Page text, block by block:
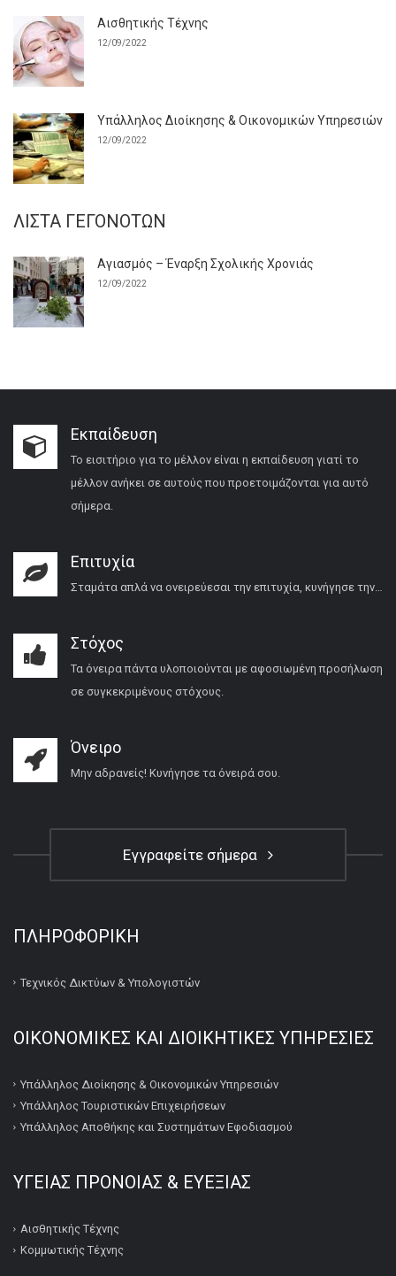
Αισθητικής Τέχνης
12/09/2022
Υπάλληλος Διοίκησης & Οικονομικών Υπηρεσιών
12/09/2022
ΛΊΣΤΑ ΓΕΓΟΝΌΤΩΝ
Αγιασμός – Έναρξη Σχολικής Χρονιάς
12/09/2022
Εκπαίδευση
Το εισιτήριο για το μέλλον είναι η εκπαίδευση γιατί το
μέλλον ανήκει σε αυτούς που προετοιμάζονται για αυτό
σήμερα.
Επιτυχία
Σταμάτα απλά να ονειρεύεσαι την επιτυχία, κυνήγησε την…
Στόχος
Τα όνειρα πάντα υλοποιούνται με αφοσιωμένη προσήλωση
σε συγκεκριμένους στόχους.
Όνειρο
Μην αδρανείς! Κυνήγησε τα όνειρά σου.
Εγγραφείτε σήμερα
ΠΛΗΡΟΦΟΡΙΚΉ
Τεχνικός Δικτύων & Υπολογιστών
ΟΙΚΟΝΟΜΙΚΕΣ ΚΑΙ ΔΙΟΙΚΗΤΙΚΕΣ ΥΠΗΡΕΣΙΕΣ
Υπάλληλος Διοίκησης & Οικονομικών Υπηρεσιών
Υπάλληλος Τουριστικών Επιχειρήσεων
Υπάλληλος Αποθήκης και Συστημάτων Εφοδιασμού
ΥΓΕΙΑΣ ΠΡΟΝΟΙΑΣ & ΕΥΕΞΙΑΣ
Αισθητικής Τέχνης
Κομμωτικής Τέχνης